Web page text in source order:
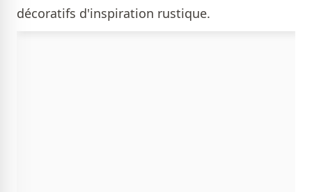
décoratifs d'inspiration rustique.